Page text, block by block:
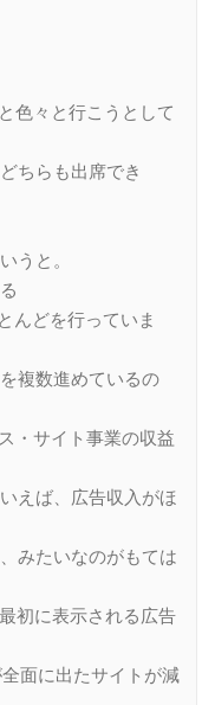
色々と行こうとして
ちらも出席でき
うと。
んどを行っていま
複数進めているの
・サイト事業の収益
えば、広告収入がほ
みたいなのがもては
初に表示される広告
面に出たサイトが減